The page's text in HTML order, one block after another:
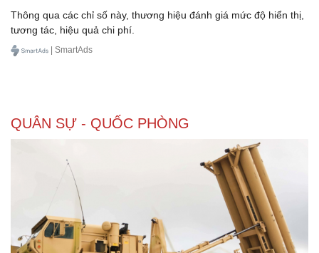
Thông qua các chỉ số này, thương hiệu đánh giá mức độ hiển thị,
tương tác, hiệu quả chi phí.
| SmartAds
QUÂN SỰ - QUỐC PHÒNG